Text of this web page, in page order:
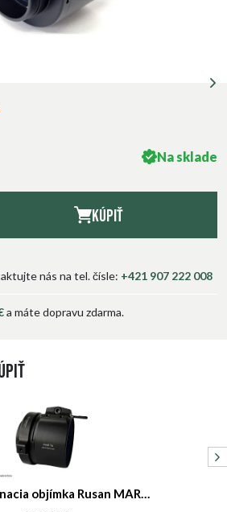
Na sklade
Kúpiť
nás na tel. čísle: +421 907 222 008
a máte dopravu zdarma.
objímka Rusan MAR…